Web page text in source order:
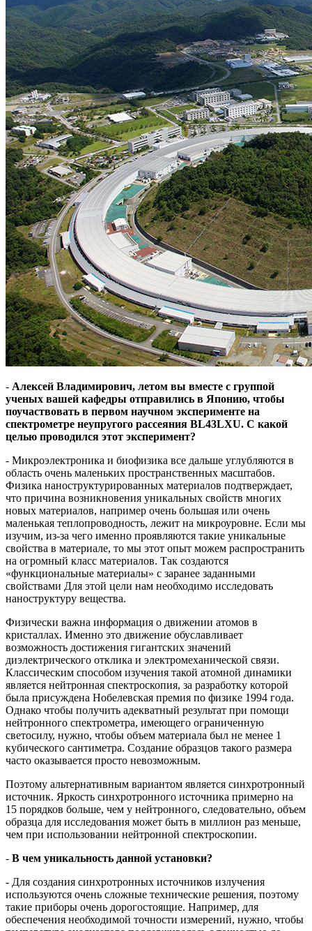
- Алексей Владимирович, летом вы вместе с группой
ученых вашей кафедры отправились в Японию, чтобы
поучаствовать в первом научном эксперименте на
спектрометре неупругого рассеяния BL43LXU. С какой
целью проводился этот эксперимент?
- Микроэлектроника и биофизика все дальше углубляются в
область очень маленьких пространственных масштабов.
Физика наноструктурированных материалов подтверждает,
что причина возникновения уникальных свойств многих
новых материалов, например очень большая или очень
маленькая теплопроводность, лежит на микроуровне. Если мы
изучим, из-за чего именно проявляются такие уникальные
свойства в материале, то мы этот опыт можем распространить
на огромный класс материалов. Так создаются
«функциональные материалы» с заранее заданными
свойствами Для этой цели нам необходимо исследовать
наноструктуру вещества.
Физически важна информация о движении атомов в
кристаллах. Именно это движение обуславливает
возможность достижения гигантских значений
диэлектрического отклика и электромеханической связи.
Классическим способом изучения такой атомной динамики
является нейтронная спектроскопия, за разработку которой
была присуждена Нобелевская премия по физике 1994 года.
Однако чтобы получить адекватный результат при помощи
нейтронного спектрометра, имеющего ограниченную
светосилу, нужно, чтобы объем материала был не менее 1
кубического сантиметра. Создание образцов такого размера
часто оказывается просто невозможным.
Поэтому альтернативным вариантом является синхротронный
источник. Яркость синхротронного источника примерно на
15 порядков больше, чем у нейтронного, следовательно, объем
образца для исследования может быть в миллион раз меньше,
чем при использовании нейтронной спектроскопии.
- В чем уникальность данной установки?
- Для создания синхротронных источников излучения
используются очень сложные технические решения, поэтому
такие приборы очень дорогостоящие. Например, для
обеспечения необходимой точности измерений, нужно, чтобы